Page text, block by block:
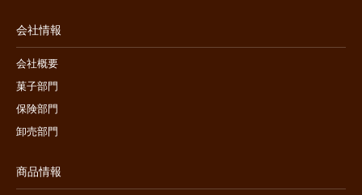
会社情報
会社概要
菓子部門
保険部門
卸売部門
商品情報